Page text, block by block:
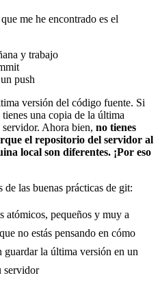
me he encontrado es el
y trabajo
push
versión del código fuente. Si
una copia de la última
Ahora bien, no tienes
el repositorio del servidor al
local son diferentes. ¡Por eso
las buenas prácticas de git:
atómicos, pequeños y muy a
no estás pensando en cómo
guardar la última versión en un
servidor